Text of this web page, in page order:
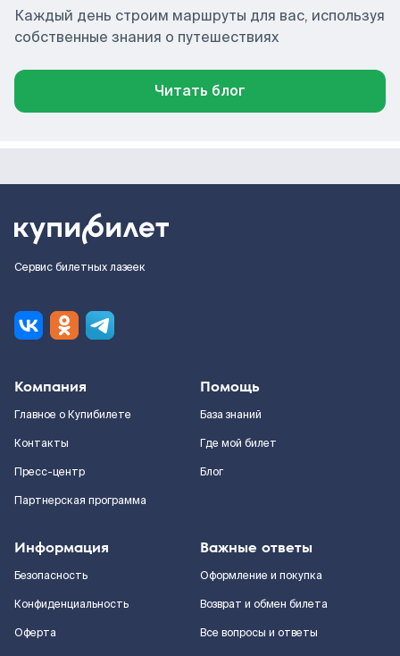
Каждый день строим маршруты для вас, используя
собственные знания о путешествиях
Читать блог
Сервис билетных лазеек
Компания
Главное о Купибилете
Контакты
Пресс-центр
Партнерская программа
Помощь
База знаний
Где мой билет
Блог
Информация
Безопасность
Конфиденциальность
Оферта
Важные ответы
Оформление и покупка
Возврат и обмен билета
Все вопросы и ответы